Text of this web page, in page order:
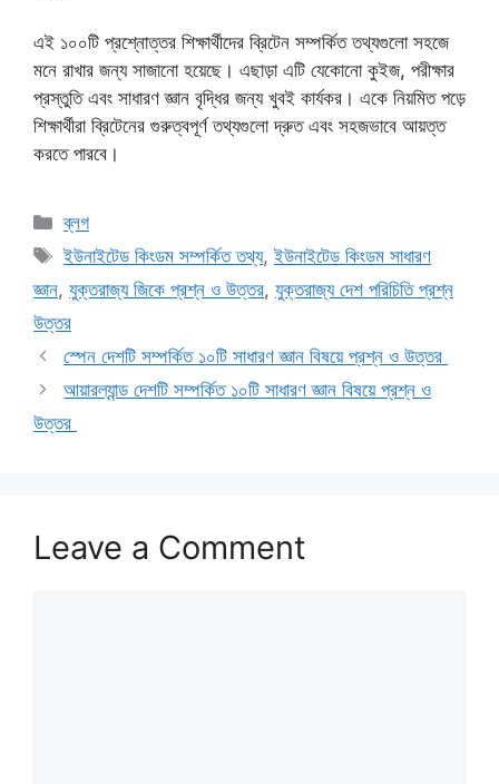
এই ১০০টি প্রশ্নোত্তর শিক্ষার্থীদের ব্রিটেন সম্পর্কিত তথ্যগুলো সহজে
মনে রাখার জন্য সাজানো হয়েছে। এছাড়া এটি যেকোনো কুইজ, পরীক্ষার
প্রস্তুতি এবং সাধারণ জ্ঞান বৃদ্ধির জন্য খুবই কার্যকর। একে নিয়মিত পড়ে
শিক্ষার্থীরা ব্রিটেনের গুরুত্বপূর্ণ তথ্যগুলো দ্রুত এবং সহজভাবে আয়ত্ত
করতে পারবে।
Categories
ব্লগ
Tags
ইউনাইটেড কিংডম সম্পর্কিত তথ্য,ইউনাইটেড কিংডম সাধারণ
জ্ঞান, যুক্তরাজ্য জিকে প্রশ্ন ও উত্তর, যুক্তরাজ্য দেশ পরিচিতি প্রশ্ন
উত্তর
স্পেন দেশটি সম্পর্কিত ১০টি সাধারণ জ্ঞান বিষয়ে প্রশ্ন ও উত্তর
আয়ারল্যান্ড দেশটি সম্পর্কিত ১০টি সাধারণ জ্ঞান বিষয়ে প্রশ্ন ও
উত্তর
Leave a Comment